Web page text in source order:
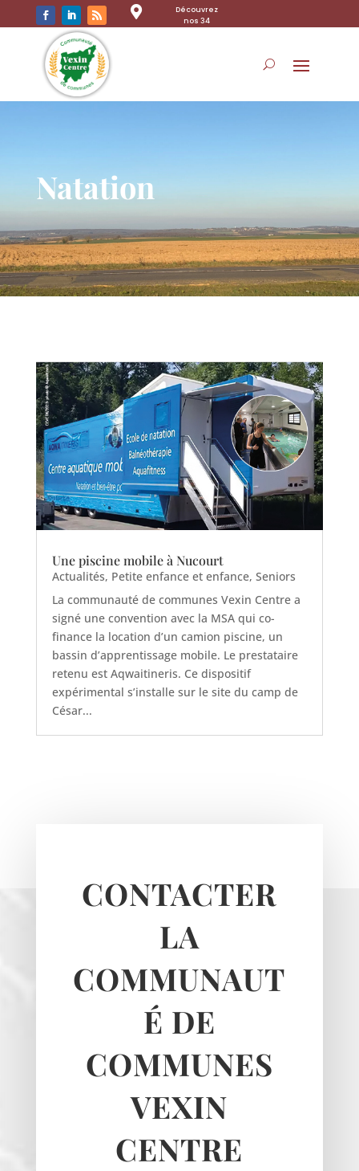

Découvrez
nos 34
Natation
Une piscine mobile à Nucourt
Actualités, Petite enfance et enfance, Seniors
La communauté de communes Vexin Centre a
signé une convention avec la MSA qui co-
finance la location d’un camion piscine, un
bassin d’apprentissage mobile. Le prestataire
retenu est Aqwaitineris. Ce dispositif
expérimental s’installe sur le site du camp de
César...
CONTACTER
LA
COMMUNAUT
É DE
COMMUNES
VEXIN
CENTRE